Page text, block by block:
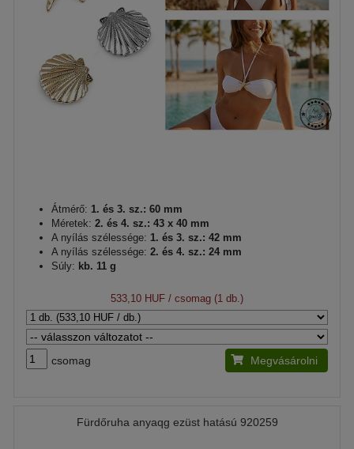
Átmérő: 1. és 3. sz.: 60 mm
Méretek: 2. és 4. sz.: 43 x 40 mm
A nyílás szélessége: 1. és 3. sz.: 42 mm
A nyílás szélessége: 2. és 4. sz.: 24 mm
Súly: kb. 11 g
533,10 HUF / csomag (1 db.)
csomag Megvásárolni
Fürdőruha anyaqg ezüst hatású 920259